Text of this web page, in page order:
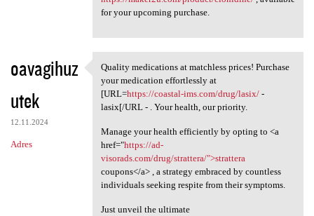
for your upcoming purchase.
oavagihuz
utek
12.11.2024
Adres
Quality medications at
Quality medications at matchless prices! Purchase
your medication effortlessly at
[URL=https://coastal-ims.com/drug/lasix/-
lasix[/URL - . Your health, our priority.
Manage your health efficiently by opting to <a
href="https://ad-
visorads.com/drug/strattera/">strattera
coupons</a> , a strategy embraced by countless
individuals seeking respite from their symptoms.
Just unveil the ultimate